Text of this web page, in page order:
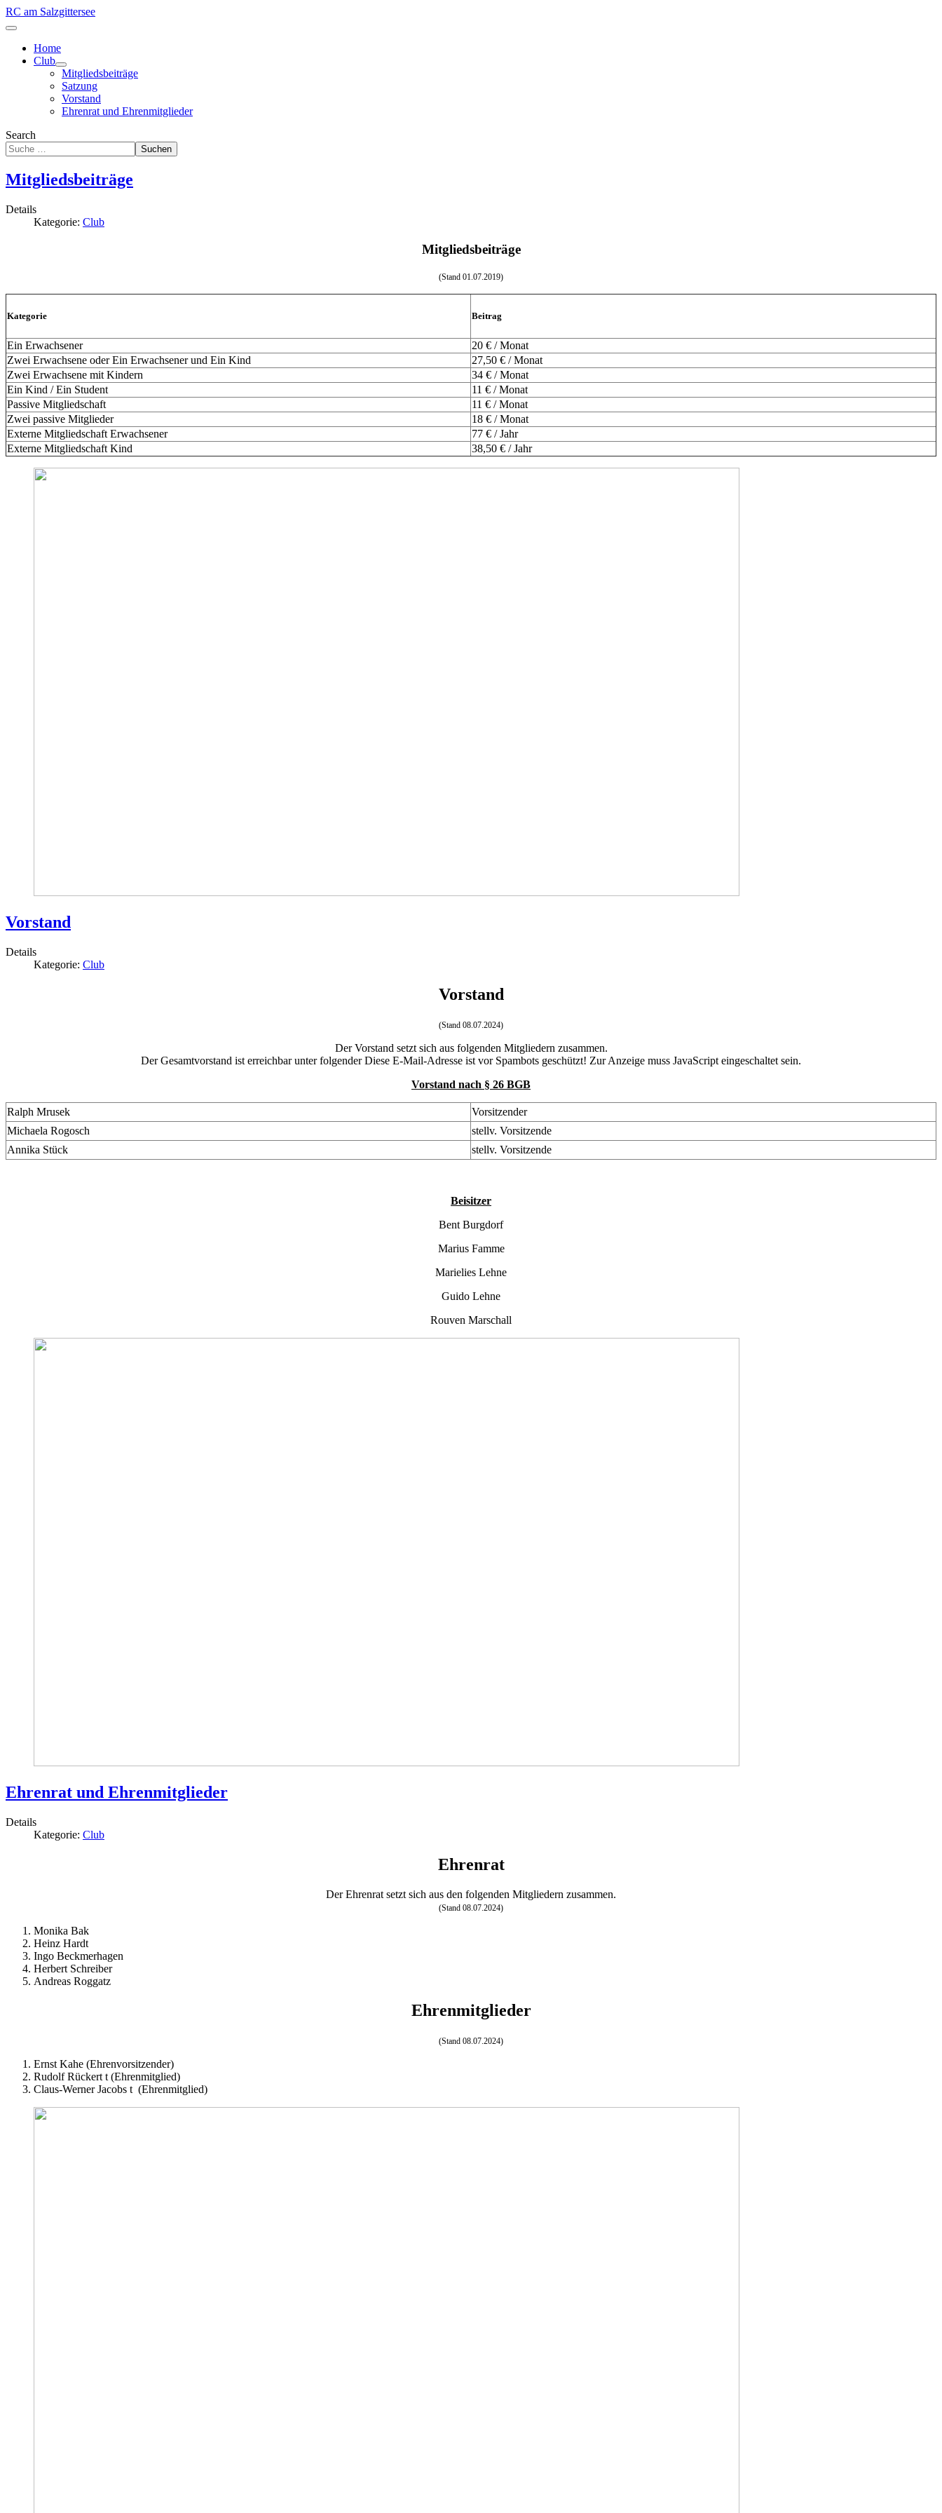
RC am Salzgittersee
Home
Club
Mitgliedsbeiträge
Satzung
Vorstand
Ehrenrat und Ehrenmitglieder
Search
Suchen
Mitgliedsbeiträge
Details
Kategorie: Club
Mitgliedsbeiträge
(Stand 01.07.2019)
Kategorie Beitrag
Ein Erwachsener
20 € / Monat
Zwei Erwachsene oder Ein Erwachsener und Ein Kind
27,50 € / Monat
Zwei Erwachsene mit Kindern
34 € / Monat
Ein Kind / Ein Student
11 € / Monat
Passive Mitgliedschaft
11 € / Monat
Zwei passive Mitglieder
18 € / Monat
Externe Mitgliedschaft Erwachsener
77 € / Jahr
Externe Mitgliedschaft Kind
38,50 € / Jahr
Vorstand
Details
Kategorie: Club
Vorstand
(Stand 08.07.2024)
Der Vorstand setzt sich aus folgenden Mitgliedern zusammen.
Der Gesamtvorstand ist erreichbar unter folgenderDiese E-Mail-Adresse ist vor Spambots geschützt! Zur Anzeige muss JavaScript eingeschaltet sein.
Vorstand nach § 26 BGB
Ralph Mrusek
Vorsitzender
Michaela Rogosch
stellv. Vorsitzende
Annika Stück
stellv. Vorsitzende
Beisitzer
Bent Burgdorf
Marius Famme
Marielies Lehne
Guido Lehne
Rouven Marschall
Ehrenrat und Ehrenmitglieder
Details
Kategorie: Club
Ehrenrat
Der Ehrenrat setzt sich aus den folgenden Mitgliedern zusammen.
(Stand 08.07.2024)
Monika Bak
Heinz Hardt
Ingo Beckmerhagen
Herbert Schreiber
Andreas Roggatz
Ehrenmitglieder
(Stand 08.07.2024)
Ernst Kahe (Ehrenvorsitzender)
Rudolf Rückert t (Ehrenmitglied)
Claus-Werner Jacobs t (Ehrenmitglied)